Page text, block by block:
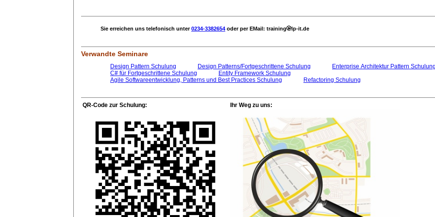
Sie erreichen uns telefonisch unter0234-3382654 oder per EMail: training lp-it.de
Verwandte Seminare
Design Pattern Schulung Design Patterns/Fortgeschrittene Schulung
Enterprise Architektur Pattern
C# für Fortgeschrittene Schulung
Entity Framework Schulung
Agile Softwareentwicklung, Patterns und Best Practices Schulung
Refactoring Schulung
QR-Code zur Schulung: Ihr Weg zu uns: